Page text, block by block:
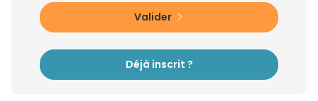
Valider
Déjà inscrit ?